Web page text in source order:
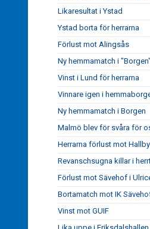
Likaresultat i Ystad
Ystad borta för herrarna
Förlust mot Alingsås
Ny hemmamatch i "Borgen"
Vinst i Lund för herrarna
Vinnare igen i
Ny hemmamatch i Borgen
Malmö blev för svåra för
Herrarna förlust mot Hallby
Revanschsugna killar i
Förlust mot Sävehof i
Bortamatch mot IK
Vinst mot GUIF